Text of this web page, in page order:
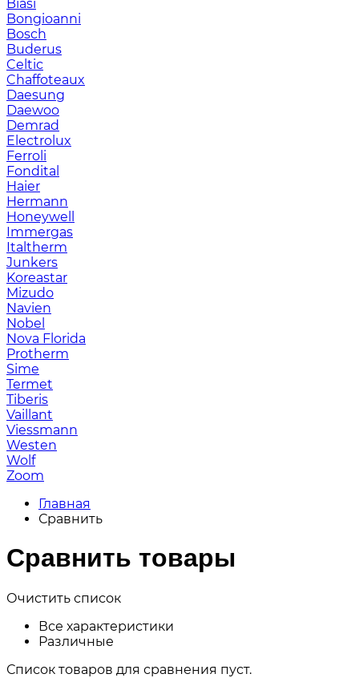
Biasi
Bongioanni
Bosch
Buderus
Celtic
Chaffoteaux
Daesung
Daewoo
Demrad
Electrolux
Ferroli
Fondital
Haier
Hermann
Honeywell
Immergas
Italtherm
Junkers
Koreastar
Mizudо
Navien
Nobel
Nova Florida
Protherm
Sime
Termet
Tiberis
Vaillant
Viessmann
Westen
Wolf
Zoom
Главная
Сравнить
Сравнить товары
Очистить список
Все характеристики
Различные
Список товаров для сравнения пуст.